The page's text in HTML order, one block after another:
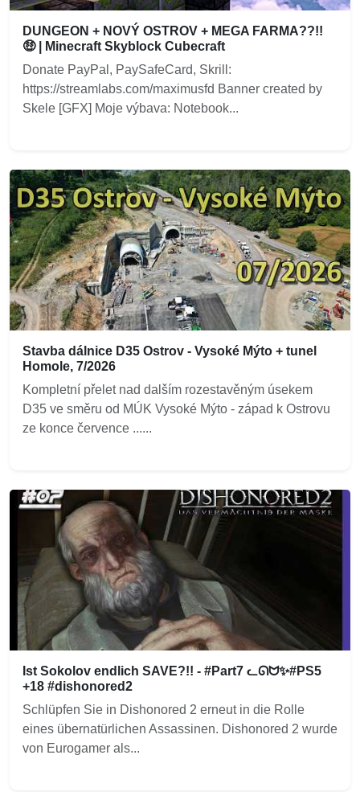
DUNGEON + NOVÝ OSTROV + MEGA FARMA??!!
🤑 | Minecraft Skyblock Cubecraft
Donate PayPal, PaySafeCard, Skrill:
https://streamlabs.com/maximusfd Banner created by
Skele [GFX] Moje výbava: Notebook...
Stavba dálnice D35 Ostrov - Vysoké Mýto + tunel
Homole, 7/2026
Kompletní přelet nad dalším rozestavěným úsekem
D35 ve směru od MÚK Vysoké Mýto - západ k Ostrovu
ze konce července ......
Ist Sokolov endlich SAVE?!! - #Part7 ᓚᘏᗢ✨#PS5
+18 #dishonored2
Schlüpfen Sie in Dishonored 2 erneut in die Rolle
eines übernatürlichen Assassinen. Dishonored 2 wurde
von Eurogamer als...